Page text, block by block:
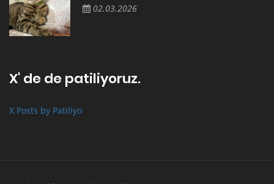
02.03.2026
X' de de patiliyoruz.
X Posts by Patiliyo